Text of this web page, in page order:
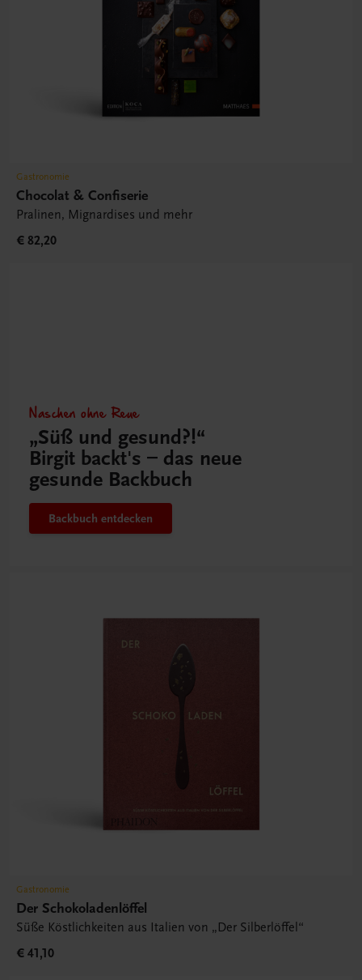
Gastronomie
Chocolat & Confiserie
Pralinen, Mignardises und mehr
€ 82,20
Naschen ohne Reue
„Süß und gesund?!“
Birgit backt's – das neue
gesunde Backbuch
Backbuch entdecken
Gastronomie
Der Schokoladenlöffel
Süße Köstlichkeiten aus Italien von „Der Silberlöffel“
€ 41,10